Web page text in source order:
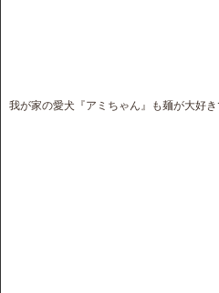
我が家の愛犬『アミちゃん』も麺が大好き